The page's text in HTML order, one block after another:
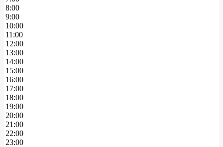
8:00
9:00
10:00
11:00
12:00
13:00
14:00
15:00
16:00
17:00
18:00
19:00
20:00
21:00
22:00
23:00